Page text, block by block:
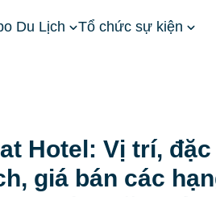
Du Lịch Tổ chức sự kiện
Hotel: Vị trí,
giá bán các